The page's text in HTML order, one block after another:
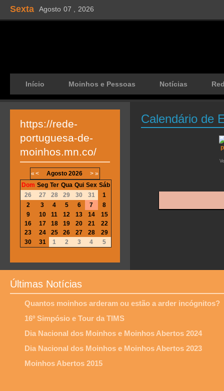
Sexta Agosto 07 , 2026
Início Moinhos e Pessoas Notícias
Calendário de
https://rede-
portuguesa-de-
moinhos.mn.co/
« < Agosto 2026 > »
Dom Seg Ter Qua Qui Sex Sáb
26
27 28 29 30 31
1
2
3 4 5 6 7
8
9
10 11 12 13 14
15
16
17 18 19 20 21
22
23
24 25 26 27 28
29
30
31 1 2 3 4 5
Últimas Notícias
Quantos moinhos arderam ou estão a arder incógnitos?
16º Simpósio e Tour da TIMS
Dia Nacional dos Moinhos e Moinhos Abertos 2024
Dia Nacional dos Moinhos e Moinhos Abertos 2023
Moinhos Abertos 2015